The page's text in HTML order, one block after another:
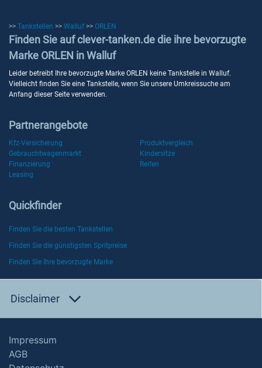
>> Tankstellen >> Walluf >> ORLEN
Finden Sie auf clever-tanken.de die ihre bevorzugte
Marke ORLEN in Walluf
Leider betreibt Ihre bevorzugte Marke ORLEN keine Tankstelle in Walluf.
Vielleicht finden Sie eine Tankstelle, wenn Sie unsere Umkreissuche am
Anfang dieser Seite verwenden.
Partnerangebote
Kfz-Versicherung
Produktvergleich
Gebrauchtwagenmarkt
Kindersitze
Finanzierung
Reifen
Leasing
Quickfinder
Finden Sie die besten Tankstellen
Finden Sie die günstigsten Spritpreise
Finden Sie Ihre bevorzugte Marke
Disclaimer
Impressum
AGB